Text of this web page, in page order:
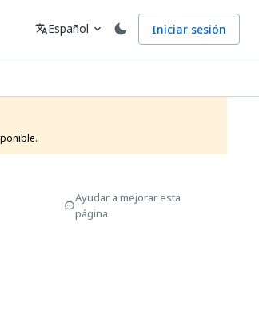
Idioma
translateEspañol expand_more Iniciar sesión
Ayudar a mejorar esta
página